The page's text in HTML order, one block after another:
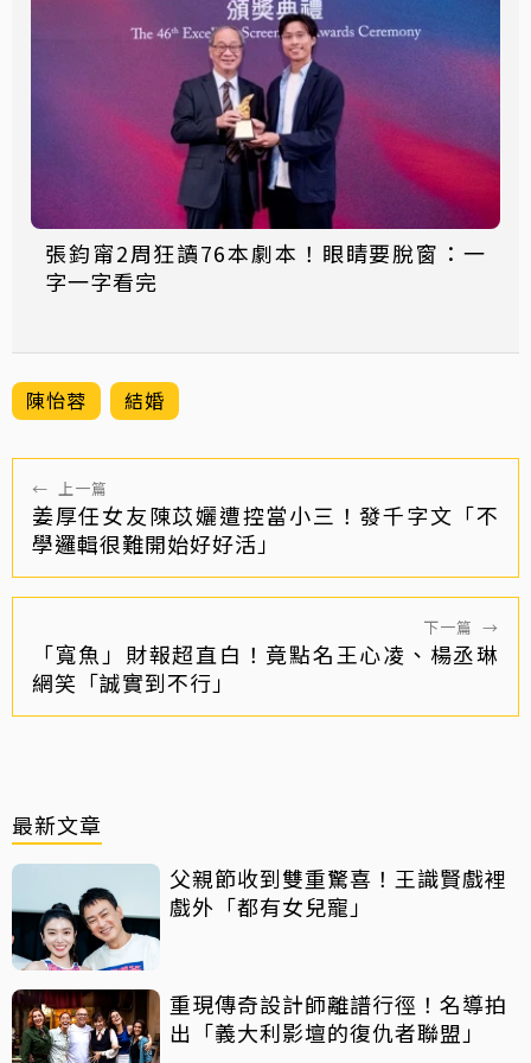
張鈞甯2周狂讀76本劇本！眼睛要脫窗：一
字一字看完
陳怡蓉 結婚
← 上一篇
姜厚任女友陳苡孋遭控當小三！發千字文「不
學邏輯很難開始好好活」
下一篇 →
「寬魚」財報超直白！竟點名王心凌、楊丞琳
網笑「誠實到不行」
最新文章
父親節收到雙重驚喜！王識賢戲裡
戲外「都有女兒寵」
重現傳奇設計師離譜行徑！名導拍
出「義大利影壇的復仇者聯盟」